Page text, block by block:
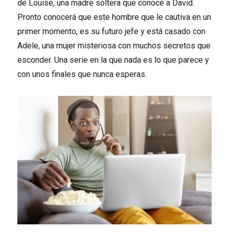
de Louise, una madre soltera que conoce a David.
Pronto conocerá que este hombre que le cautiva en un
primer momento, es su futuro jefe y está casado con
Adele, una mujer misteriosa con muchos secretos que
esconder. Una serie en la que nada es lo que parece y
con unos finales que nunca esperas.